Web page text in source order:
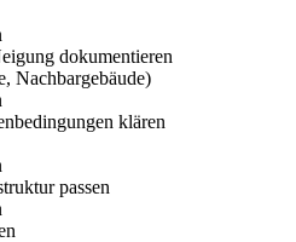
dokumentieren
Nachbargebäude)
klären
passen